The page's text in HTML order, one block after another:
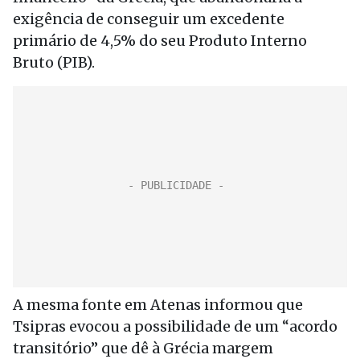
exigência de conseguir um excedente
primário de 4,5% do seu Produto Interno
Bruto (PIB).
A mesma fonte em Atenas informou que
Tsipras evocou a possibilidade de um “acordo
transitório” que dê à Grécia margem